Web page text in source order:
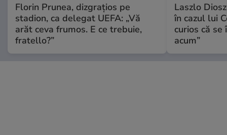
Florin Prunea, dizgrațios pe
stadion, ca delegat UEFA: „Vă
arăt ceva frumos. E ce trebuie,
fratello?”
Laszlo
în cazul lui
curios că
acum”